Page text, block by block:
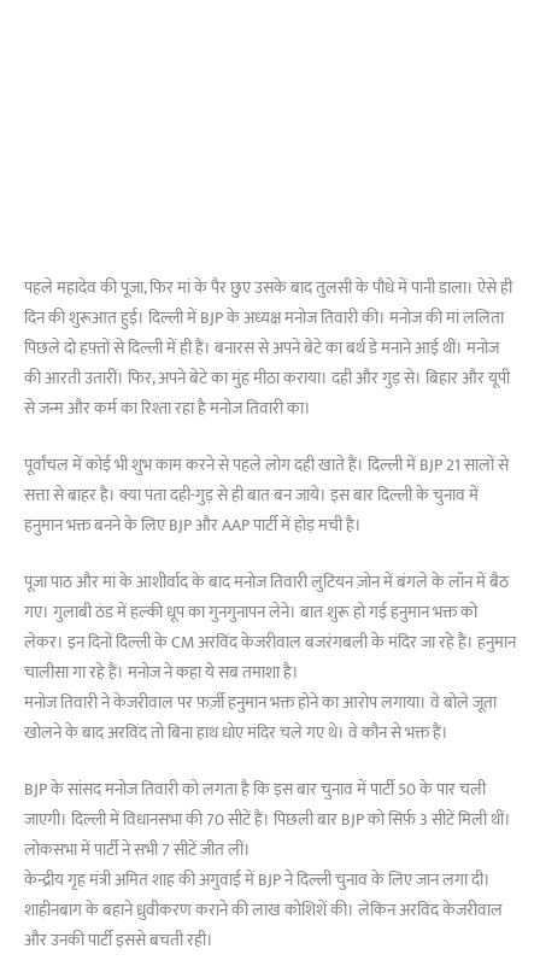
पहले महादेव की पूजा, फिर मां के पैर छुए उसके बाद तुलसी के पौधे में पानी डाला। ऐसे ही
दिन की शुरूआत हुई। दिल्ली में BJP के अध्यक्ष मनोज तिवारी की। मनोज की मां ललिता
पिछले दो हफ़्तों से दिल्ली में ही हैं। बनारस से अपने बेटे का बर्थ डे मनाने आई थीं। मनोज
की आरती उतारीं। फिर, अपने बेटे का मुंह मीठा कराया। दही और गुड़ से। बिहार और यूपी
से जन्म और कर्म का रिश्ता रहा है मनोज तिवारी का।
पूर्वांचल में कोई भी शुभ काम करने से पहले लोग दही खाते हैं। दिल्ली में BJP 21 सालों से
सत्ता से बाहर है। क्या पता दही-गुड़ से ही बात बन जाये। इस बार दिल्ली के चुनाव में
हनुमान भक्त बनने के लिए BJP और AAP पार्टी में होड़ मची है।
पूजा पाठ और मां के आशीर्वाद के बाद मनोज तिवारी लुटियन ज़ोन में बंगले के लॉन में बैठ
गए। गुलाबी ठंड में हल्की धूप का गुनगुनापन लेने। बात शुरू हो गई हनुमान भक्त को
लेकर। इन दिनों दिल्ली के CM अरविंद केजरीवाल बजरंगबली के मंदिर जा रहे हैं। हनुमान
चालीसा गा रहे हैं। मनोज ने कहा ये सब तमाशा है।
मनोज तिवारी ने केजरीवाल पर फ़र्ज़ी हनुमान भक्त होने का आरोप लगाया। वे बोले जूता
खोलने के बाद अरविंद तो बिना हाथ धोए मंदिर चले गए थे। वे कौन से भक्त हैं।
BJP के सांसद मनोज तिवारी को लगता है कि इस बार चुनाव में पार्टी 50 के पार चली
जाएगी। दिल्ली में विधानसभा की 70 सीटें हैं। पिछली बार BJP को सिर्फ़ 3 सीटें मिली थीं।
लोकसभा में पार्टी ने सभी 7 सीटें जीत लीं।
केन्द्रीय गृह मंत्री अमित शाह की अगुवाई में BJP ने दिल्ली चुनाव के लिए जान लगा दी।
शाहीनबाग के बहाने ध्रुवीकरण कराने की लाख कोशिशें की। लेकिन अरविंद केजरीवाल
और उनकी पार्टी इससे बचती रही।